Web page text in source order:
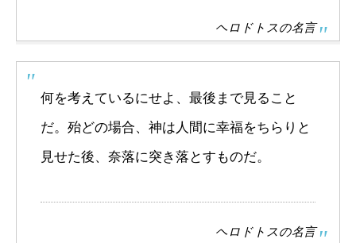
ヘロドトスの名言
何を考えているにせよ、最後まで見ること
だ。殆どの場合、神は人間に幸福をちらりと
見せた後、奈落に突き落とすものだ。
ヘロドトスの名言